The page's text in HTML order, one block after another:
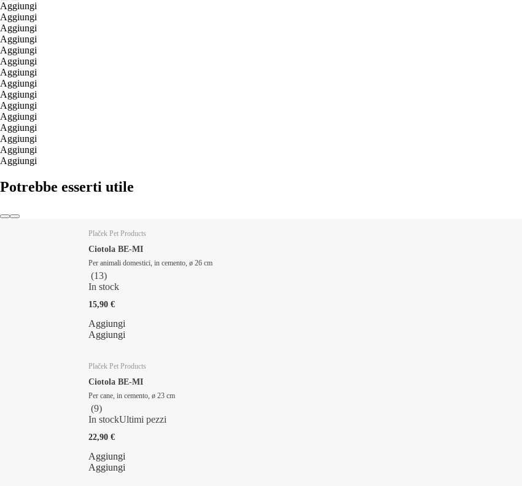
Aggiungi
Aggiungi
Aggiungi
Aggiungi
Aggiungi
Aggiungi
Aggiungi
Aggiungi
Aggiungi
Aggiungi
Aggiungi
Aggiungi
Aggiungi
Aggiungi
Aggiungi
Potrebbe esserti utile
Plaček Pet Products
Ciotola BE-MI
Per animali domestici, in cemento, ø 26 cm
(13)
In stock
15,90 €
Aggiungi
Aggiungi
Plaček Pet Products
Ciotola BE-MI
Per cane, in cemento, ø 23 cm
(9)
In stockUltimi pezzi
22,90 €
Aggiungi
Aggiungi